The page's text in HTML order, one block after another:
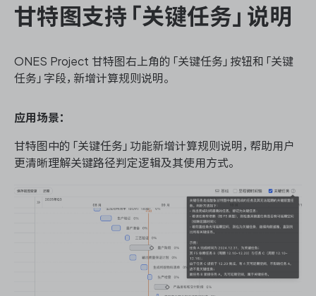
甘特图支持「关键任务」说明
ONES Project 甘特图右上角的「关键任务」按钮和「关键
任务」字段，新增计算规则说明。
应用场景：
甘特图中的「关键任务」功能新增计算规则说明，帮助用户
更清晰理解关键路径判定逻辑及其使用方式。